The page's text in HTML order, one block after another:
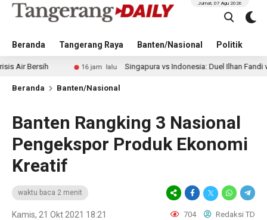
Beranda Tangerang Raya Banten/Nasional Politik
Jumat, 07 Agu 2026
16 jam lalu Singapura vs Indonesia: Duel Ilhan Fandi vs Mitchell
Beranda Banten/Nasional
Banten Rangking 3 Nasional
Pengekspor Produk Ekonomi
Kreatif
waktu baca 2 menit
Kamis, 21 Okt 2021 18:21 704 Redaksi TD